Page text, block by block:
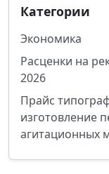
Категории
Экономика
Расценки на
2026
Прайс
изготовление
агитационных